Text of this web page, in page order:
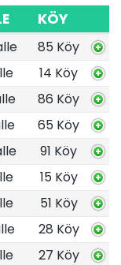
KÖY
85 Köy
14 Köy
86 Köy
65 Köy
91 Köy
15 Köy
51 Köy
28 Köy
27 Köy